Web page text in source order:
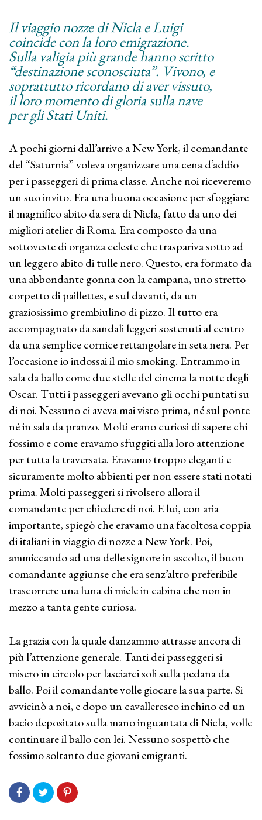
Il viaggio nozze di Nicla e Luigi
coincide con la loro emigrazione.
Sulla valigia più grande hanno scritto
“destinazione sconosciuta”. Vivono, e
soprattutto ricordano di aver vissuto,
il loro momento di gloria sulla nave
per gli Stati Uniti.
A pochi giorni dall’arrivo a New York, il comandante
del “Saturnia” voleva organizzare una cena d’addio
per i passeggeri di prima classe. Anche noi riceveremo
un suo invito. Era una buona occasione per sfoggiare
il magnifico abito da sera di Nicla, fatto da uno dei
migliori atelier di Roma. Era composto da una
sottoveste di organza celeste che traspariva sotto ad
un leggero abito di tulle nero. Questo, era formato da
una abbondante gonna con la campana, uno stretto
corpetto di paillettes, e sul davanti, da un
graziosissimo grembiulino di pizzo. Il tutto era
accompagnato da sandali leggeri sostenuti al centro
da una semplice cornice rettangolare in seta nera. Per
l’occasione io indossai il mio smoking. Entrammo in
sala da ballo come due stelle del cinema la notte degli
Oscar. Tutti i passeggeri avevano gli occhi puntati su
di noi. Nessuno ci aveva mai visto prima, né sul ponte
né in sala da pranzo. Molti erano curiosi di sapere chi
fossimo e come eravamo sfuggiti alla loro attenzione
per tutta la traversata. Eravamo troppo eleganti e
sicuramente molto abbienti per non essere stati notati
prima. Molti passeggeri si rivolsero allora il
comandante per chiedere di noi. E lui, con aria
importante, spiegò che eravamo una facoltosa coppia
di italiani in viaggio di nozze a New York. Poi,
ammiccando ad una delle signore in ascolto, il buon
comandante aggiunse che era senz’altro preferibile
trascorrere una luna di miele in cabina che non in
mezzo a tanta gente curiosa.
La grazia con la quale danzammo attrasse ancora di
più l’attenzione generale. Tanti dei passeggeri si
misero in circolo per lasciarci soli sulla pedana da
ballo. Poi il comandante volle giocare la sua parte. Si
avvicinò a noi, e dopo un cavalleresco inchino ed un
bacio depositato sulla mano inguantata di Nicla, volle
continuare il ballo con lei. Nessuno sospettò che
fossimo soltanto due giovani emigranti.